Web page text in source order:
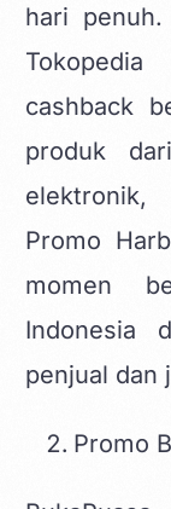
hari
cashback
produk
Promo
momen
Indonesia
penjual dan
Promo